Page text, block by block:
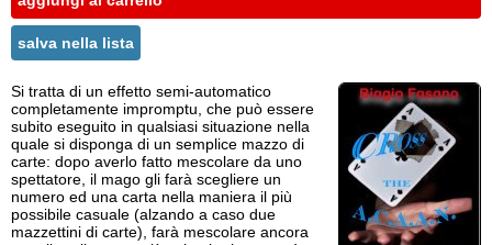
salva nella lista
Si tratta di un effetto semi-automatico
completamente impromptu, che può essere
subito eseguito in qualsiasi situazione nella
quale si disponga di un semplice mazzo di
carte: dopo averlo fatto mescolare da uno
spettatore, il mago gli farà scegliere un
numero ed una carta nella maniera il più
possibile casuale (alzando a caso due
mazzettini di carte), farà mescolare ancora